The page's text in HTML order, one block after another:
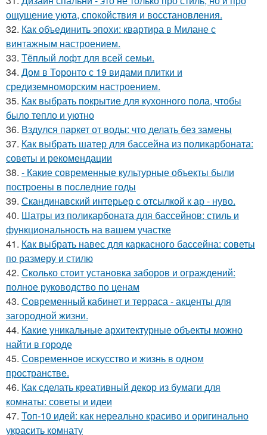
ощущение уюта, спокойствия и восстановления.
32. Как объединить эпохи: квартира в Милане с
винтажным настроением.
33. Тёплый лофт для всей семьи.
34. Дом в Торонто с 19 видами плитки и
средиземноморским настроением.
35. Как выбрать покрытие для кухонного пола, чтобы
было тепло и уютно
36. Вздулся паркет от воды: что делать без замены
37. Как выбрать шатер для бассейна из поликарбоната:
советы и рекомендации
38. - Какие современные культурные объекты были
построены в последние годы
39. Скандинавский интерьер с отсылкой к ар - нуво.
40. Шатры из поликарбоната для бассейнов: стиль и
функциональность на вашем участке
41. Как выбрать навес для каркасного бассейна: советы
по размеру и стилю
42. Сколько стоит установка заборов и ограждений:
полное руководство по ценам
43. Современный кабинет и терраса - акценты для
загородной жизни.
44. Какие уникальные архитектурные объекты можно
найти в городе
45. Современное искусство и жизнь в одном
пространстве.
46. Как сделать креативный декор из бумаги для
комнаты: советы и идеи
47. Топ-10 идей: как нереально красиво и оригинально
украсить комнату